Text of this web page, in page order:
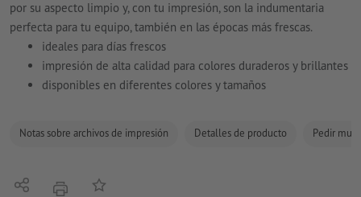
por su aspecto limpio y, con tu impresión, son la indumentaria
perfecta para tu equipo, también en las épocas más frescas.
ideales para días frescos
impresión de alta calidad para colores duraderos y brillantes
disponibles en diferentes colores y tamaños
Notas sobre archivos de impresión Detalles de producto Pedir
CompartirimprimirAñadir a lista de favoritos